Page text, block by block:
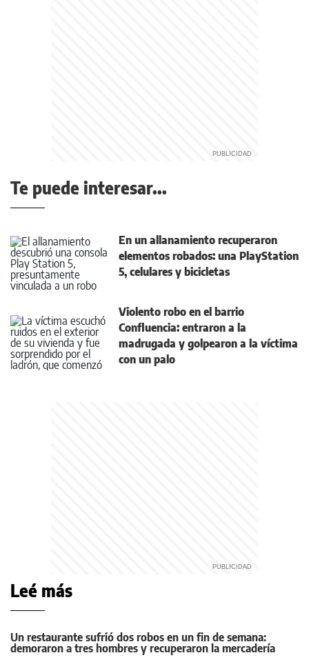
Te puede interesar...
En un allanamiento recuperaron
elementos robados: una PlayStation
5, celulares y bicicletas
Violento robo en el barrio
Confluencia: entraron a la
madrugada y golpearon a la víctima
con un palo
Leé más
Un restaurante sufrió dos robos en un fin de semana:
demoraron a tres hombres y recuperaron la mercadería